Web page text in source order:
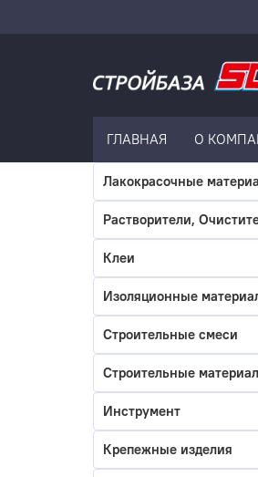
ГЛАВНАЯ О
Лакокрасочные
Растворители,
Клеи
Изоляционные
Строительные смеси
Строительные
Инструмент
Крепежные изделия